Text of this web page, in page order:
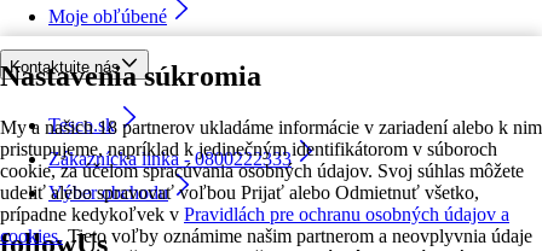
Nastavenia súkromia
My a našich 18 partnerov ukladáme informácie v zariadení alebo k nim
pristupujeme, napríklad k jedinečným identifikátorom v súboroch
cookie, za účelom spracúvania osobných údajov. Svoj súhlas môžete
udeliť alebo spravovať voľbou Prijať alebo Odmietnuť všetko,
prípadne kedykoľvek v Pravidlách pre ochranu osobných údajov a
cookies. Tieto voľby oznámime našim partnerom a neovplyvnia údaje
Moje obľúbené
Kontaktujte nás
Tesco.sk
Zákaznícka linka - 0800222333
Výber obchodu
followUs